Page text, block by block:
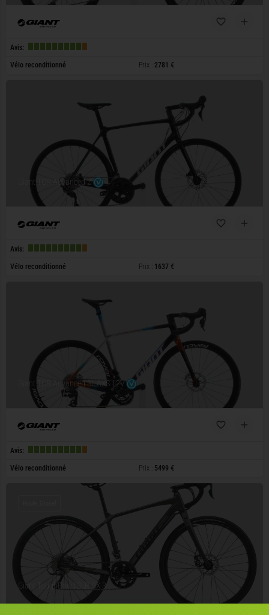
Avis:
Vélo reconditionné Prix : 2781 €
Giant TCR Advanced 2
Avis:
Vélo reconditionné Prix : 1637 €
Giant TCR Advanced SL AXS 12V
Avis:
Vélo reconditionné Prix : 5499 €
Giant ToughRoad SLR GX 3